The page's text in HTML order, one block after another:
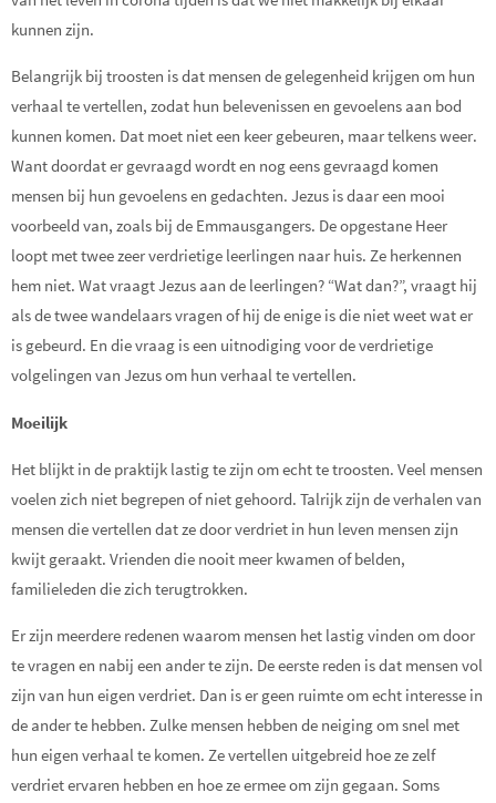
kunnen zijn.
Belangrijk bij troosten is dat mensen de gelegenheid krijgen om hun
verhaal te vertellen, zodat hun belevenissen en gevoelens aan bod
kunnen komen. Dat moet niet een keer gebeuren, maar telkens weer.
Want doordat er gevraagd wordt en nog eens gevraagd komen
mensen bij hun gevoelens en gedachten. Jezus is daar een mooi
voorbeeld van, zoals bij de Emmausgangers. De opgestane Heer
loopt met twee zeer verdrietige leerlingen naar huis. Ze herkennen
hem niet. Wat vraagt Jezus aan de leerlingen? “Wat dan?”, vraagt hij
als de twee wandelaars vragen of hij de enige is die niet weet wat er
is gebeurd. En die vraag is een uitnodiging voor de verdrietige
volgelingen van Jezus om hun verhaal te vertellen.
Moeilijk
Het blijkt in de praktijk lastig te zijn om echt te troosten. Veel mensen
voelen zich niet begrepen of niet gehoord. Talrijk zijn de verhalen van
mensen die vertellen dat ze door verdriet in hun leven mensen zijn
kwijt geraakt. Vrienden die nooit meer kwamen of belden,
familieleden die zich terugtrokken.
Er zijn meerdere redenen waarom mensen het lastig vinden om door
te vragen en nabij een ander te zijn. De eerste reden is dat mensen vol
zijn van hun eigen verdriet. Dan is er geen ruimte om echt interesse in
de ander te hebben. Zulke mensen hebben de neiging om snel met
hun eigen verhaal te komen. Ze vertellen uitgebreid hoe ze zelf
verdriet ervaren hebben en hoe ze ermee om zijn gegaan. Soms